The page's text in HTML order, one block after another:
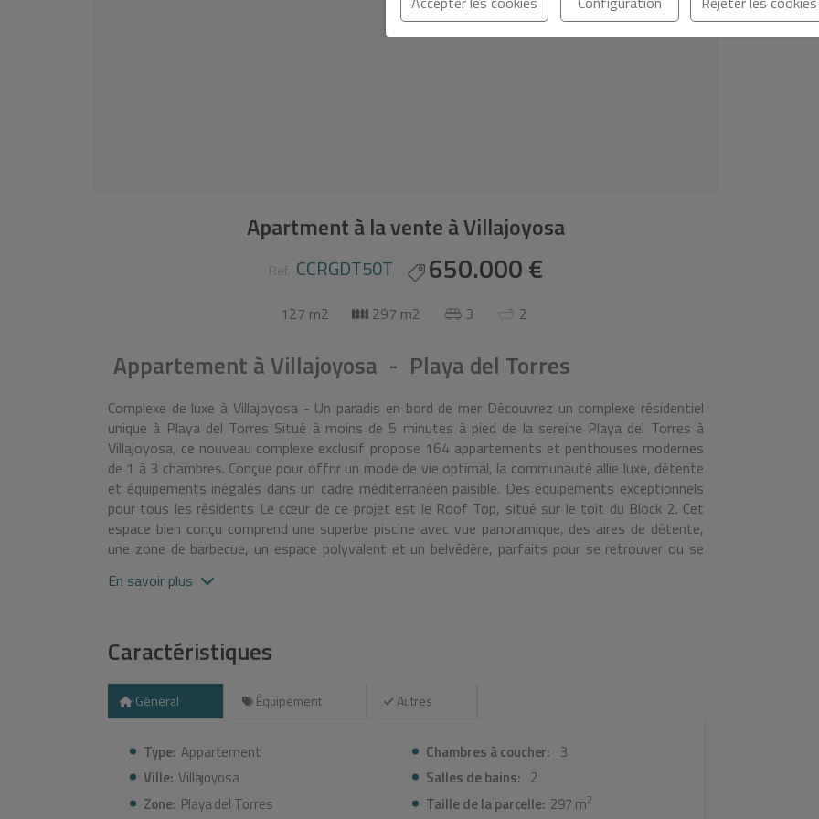
Apartment à la vente à Villajoyosa
Ref. CCRGDT50T 650.000 €
127 m2 297 m2 3 2
Appartement à Villajoyosa - Playa del Torres
Complexe de luxe à Villajoyosa - Un paradis en bord de mer Découvrez un complexe résidentiel
unique à Playa del Torres Situé à moins de 5 minutes à pied de la sereine Playa del Torres à
Villajoyosa, ce nouveau complexe exclusif propose 164 appartements et penthouses modernes
de 1 à 3 chambres. Conçue pour offrir un mode de vie optimal, la communauté allie luxe, détente
et équipements inégalés dans un cadre méditerranéen paisible. Des équipements exceptionnels
pour tous les résidents Le cœur de ce projet est le Roof Top, situé sur le toit du Block 2. Cet
espace bien conçu comprend une superbe piscine avec vue panoramique, des aires de détente,
une zone de barbecue, un espace polyvalent et un belvédère, parfaits pour se retrouver ou se
de coworking. Pour les amateurs d'eau, le complexe comprend Des piscines de style tropical avec
circuit de gymnastique suédoise. Un putting green et un mini-golf pour les activités de loisirs.
Des logements modernes dotés d'équipements haut de gamme Chaque appartement est équipé
d'une cuisine entièrement équipée avec des appareils électroménagers de haute qualité : Une
cuisine entièrement équipée avec des appareils de haute qualité, notamment un réfrigérateur, un
aérothermiques à haut rendement énergétique pour l'eau chaude et la climatisation. Chauffage
par rayonnement dans les salles de bains. Fenêtres en PVC de haute qualité avec isolation
thermique et double vitrage. Un parking privé et un espace de stockage pour plus de commodité.
Le bâtiment bénéficie d'un classement énergétique A, ce qui garantit une efficacité et une
En savoir plus
Caractéristiques
Général Équipement Autres
Type: Appartement Chambres à coucher: 3
Ville: Villajoyosa Salles de bains: 2
Zone: Playa del Torres Taille de la parcelle: 297 m2